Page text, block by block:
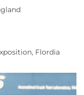
Flordia